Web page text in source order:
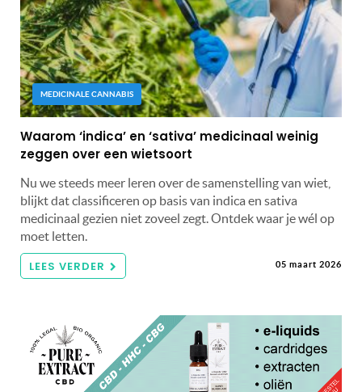
MEDICINALE CANNABIS
Waarom ‘indica’ en ‘sativa’ medicinaal weinig
zeggen over een wietsoort
Nu we steeds meer leren over de samenstelling van wiet,
blijkt dat classificeren op basis van indica en sativa
medicinaal gezien niet zoveel zegt. Ontdek waar je wél op
moet letten.
LEES VERDER 05 maart 2026